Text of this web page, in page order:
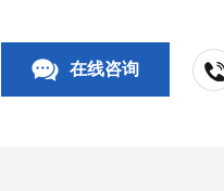
在线咨询